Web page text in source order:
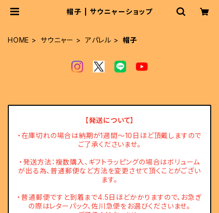
帽子 | サウニャーショップ
HOME サウニャー アパレル 帽子
【発送について】
・在庫切れの場合は納期が1週間～10日ほど頂戴しますので
ご了承くださいませ。
・発送方法：複数購入、ギフトラッピングの場合はボリューム
が出る為、普通郵便など方法を変更させて頂くことがござい
ます。
・普通郵便ですと到着まで4.5日ほどかかりますので、お急ぎ
の際はレターパック、佐川急便をお選びくださいませ。